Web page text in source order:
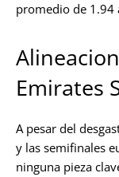
promedio de 1.94
Emirates
A pesar del
y las semifinales
ninguna pieza